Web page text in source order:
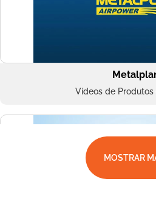
Vídeos de Produtos
MOSTRAR